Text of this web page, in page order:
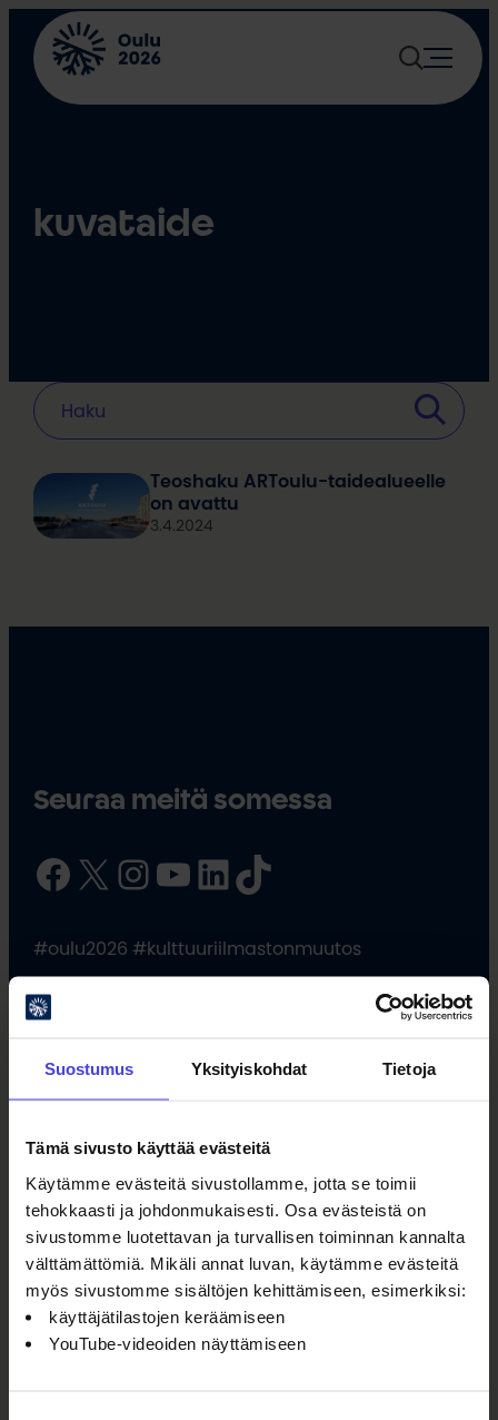
Suostumus Yksityiskohdat Tietoja
Tämä sivusto käyttää evästeitä
Käytämme evästeitä sivustollamme, jotta se toimii
tehokkaasti ja johdonmukaisesti. Osa evästeistä on
sivustomme luotettavan ja turvallisen toiminnan kannalta
välttämättömiä. Mikäli annat luvan, käytämme evästeitä
myös sivustomme sisältöjen kehittämiseen, esimerkiksi:
käyttäjätilastojen keräämiseen
YouTube-videoiden näyttämiseen
Siirry
sisältöön
kuvataide
Teoshaku ARToulu-taidealueelle
on avattu
3.4.2024
Seuraa meitä somessa
Facebook X InstagramYouTube LinkedIn TikTok
#oulu2026 #kulttuuriilmastonmuutos
Oulun kulttuurisäätiö
Oulu2026 Info
Kauppurienkatu 10
Kauppakeskus Pekuri 2krs
info@oulu2026.eu